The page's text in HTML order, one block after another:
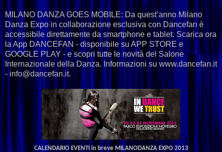
MILANO DANZA GOES MOBILE: Da quest’anno Milano
Danza Expo in collaborazione esclusiva con Dancefan è
accessibile direttamente da smartphone e tablet. Scarica ora
la App DANCEFAN - disponibile su APP STORE e
GOOGLE PLAY - e scopri tutte le novità del Salone
Internazionale della Danza. Informazioni su www.dancefan.it
- info@dancefan.it.
CALENDARIO EVENTI in breve MILANODANZA EXPO 2013